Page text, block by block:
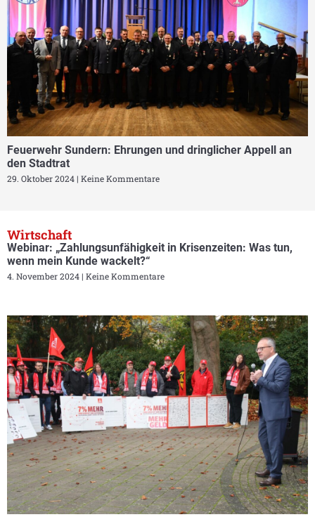
Feuerwehr Sundern: Ehrungen und dringlicher Appell an
den Stadtrat
29. Oktober 2024 Keine Kommentare
Wirtschaft
Webinar: „Zahlungsunfähigkeit in Krisenzeiten: Was tun,
wenn mein Kunde wackelt?“
4. November 2024 Keine Kommentare